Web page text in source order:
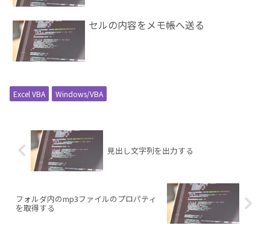
セルの内容をメモ帳へ送る
Excel VBA Windows/VBA
見出し文字列を出力する
フォルダ内のmp3ファイルのプロパティ
を取得する